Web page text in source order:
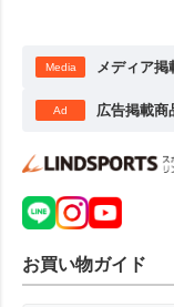
Media メディア掲
Ad 広告掲載商
お買い物ガイド